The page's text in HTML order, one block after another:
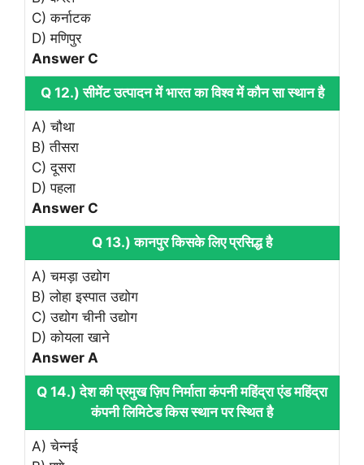
C) कर्नाटक
D) मणिपुर
Answer C
Q 12.) सीमेंट उत्पादन में भारत का विश्व में कौन सा स्थान है
A) चौथा
B) तीसरा
C) दूसरा
D) पहला
Answer C
Q 13.) कानपुर किसके लिए प्रसिद्ध है
A) चमड़ा उद्योग
B) लोहा इस्पात उद्योग
C) उद्योग चीनी उद्योग
D) कोयला खाने
Answer A
Q 14.) देश की प्रमुख ज़िप निर्माता कंपनी महिंद्रा एंड महिंद्रा
कंपनी लिमिटेड किस स्थान पर स्थित है
A) चेन्नई